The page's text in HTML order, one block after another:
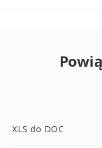
XLS do DOC